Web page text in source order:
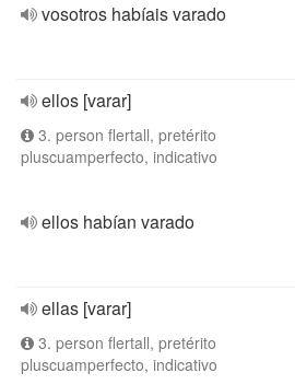
vosotros habíais varado
ellos [varar]
3. person flertall, pretérito
pluscuamperfecto, indicativo
ellos habían varado
ellas [varar]
3. person flertall, pretérito
pluscuamperfecto, indicativo